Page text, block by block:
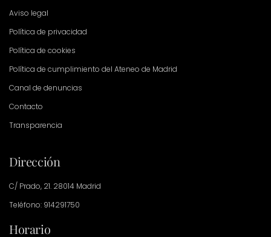
Aviso legal
Política de privacidad
Política de cookies
Política de cumplimiento del Ateneo de Madrid
Canal de denuncias
Contacto
Transparencia
Dirección
C/ Prado, 21. 28014 Madrid
Teléfono: 914291750
Horario